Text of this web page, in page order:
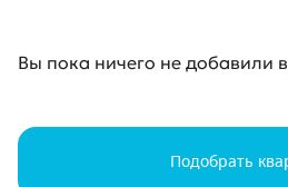
Вы пока ничего не добавили
Подобрать